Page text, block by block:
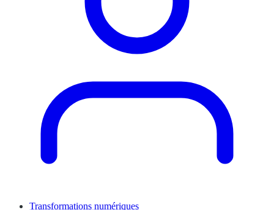
Transformations numériques